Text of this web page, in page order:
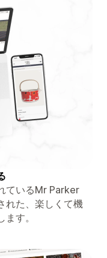
ているMr Parker
れた、楽しくて機
す。